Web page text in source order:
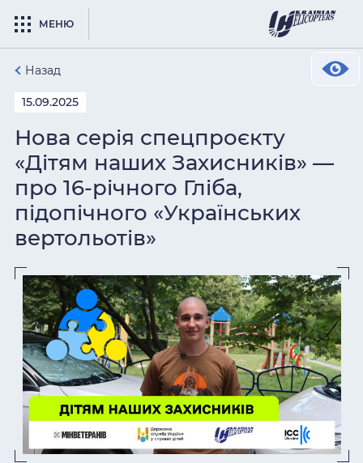
МЕНЮ
Назад
15.09.2025
Нова серія спецпроєкту
«Дітям наших Захисників» —
про 16-річного Гліба,
підопічного «Українських
вертольотів»